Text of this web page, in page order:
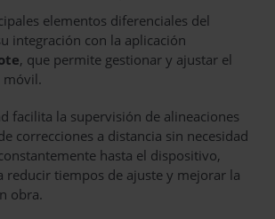
elementos diferenciales del
integración con la aplicación
, que permite gestionar y ajustar el
móvil.
facilita la supervisión de alineaciones
correcciones a distancia sin necesidad
hasta el dispositivo,
reducir tiempos de ajuste y mejorar la
obra.